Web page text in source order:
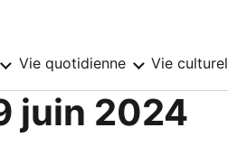
Sous-
:
Mairie
Vie quotidienne Sous-
:
Vie
quotidienne
Vie
juin 2024